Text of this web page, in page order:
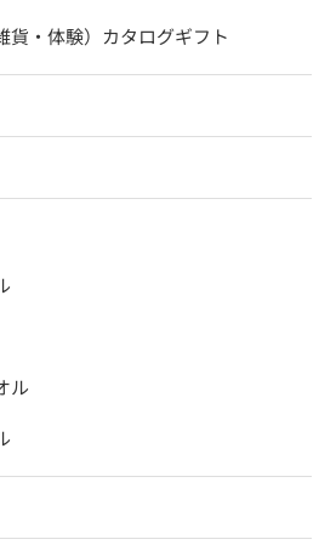
貨・体験）カタログギフト
ル